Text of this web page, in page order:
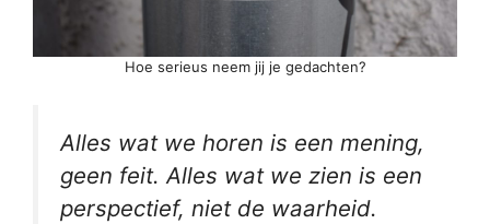
Hoe serieus neem jij je gedachten?
Alles wat we horen is een mening,
geen feit. Alles wat we zien is een
perspectief, niet de waarheid.